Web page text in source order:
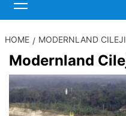
Menu
HOME MODERNLAND
Modernland